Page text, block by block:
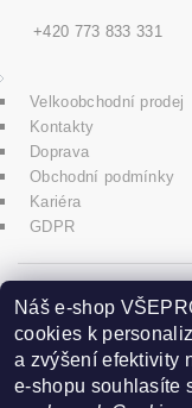
+420 773 833 331
Velkoobchodní prodej
Kontakty
Doprava
Obchodní podmínky
Kariéra
GDPR
icons8.com
Praha - Herink
Náš e-shop
cookies k
a zvýšení efektivity
e-shopu